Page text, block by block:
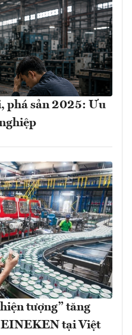
phá sản 2025: Ưu
tượng” tăng
tại Việt